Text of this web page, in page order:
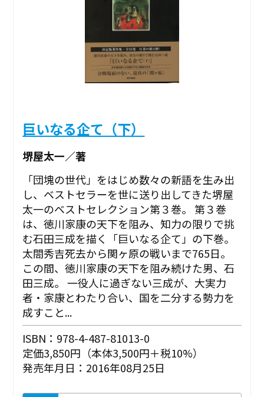
巨いなる企て（下）
堺屋太一／著
「団塊の世代」をはじめ数々の新語を生み出
し、ベストセラーを世に送り出してきた堺屋
太一のベストセレクション第３巻。 第３巻
は、徳川家康の天下を阻み、知力の限りで挑
む石田三成を描く「巨いなる企て」の下巻。
太閤秀吉死去から関ヶ原の戦いまで765日。
この間、徳川家康の天下を阻み続けた男、石
田三成。 一役人に過ぎない三成が、大実力
者・家康とわたり合い、国を二分する勢力を
成すこと...
ISBN：978-4-487-81013-0
定価3,850円（本体3,500円＋税10%）
発売年月日：2016年08月25日